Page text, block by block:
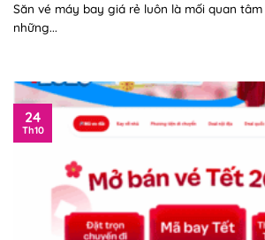
Săn vé máy bay giá rẻ luôn là mối quan
những...
24
Th10